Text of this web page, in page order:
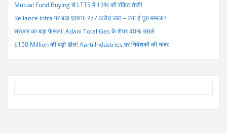
Mutual Fund Buying से LTTS में 13% की रॉकेट तेजी!
Reliance Infra पर बड़ा एक्शन! ₹77 करोड़ जब्त – क्या है पूरा मामला?
सरकार का बड़ा फैसला! Adani Total Gas के शेयर 40% उछले
$150 Million की बड़ी डील! Aarti Industries पर निवेशकों की नजर